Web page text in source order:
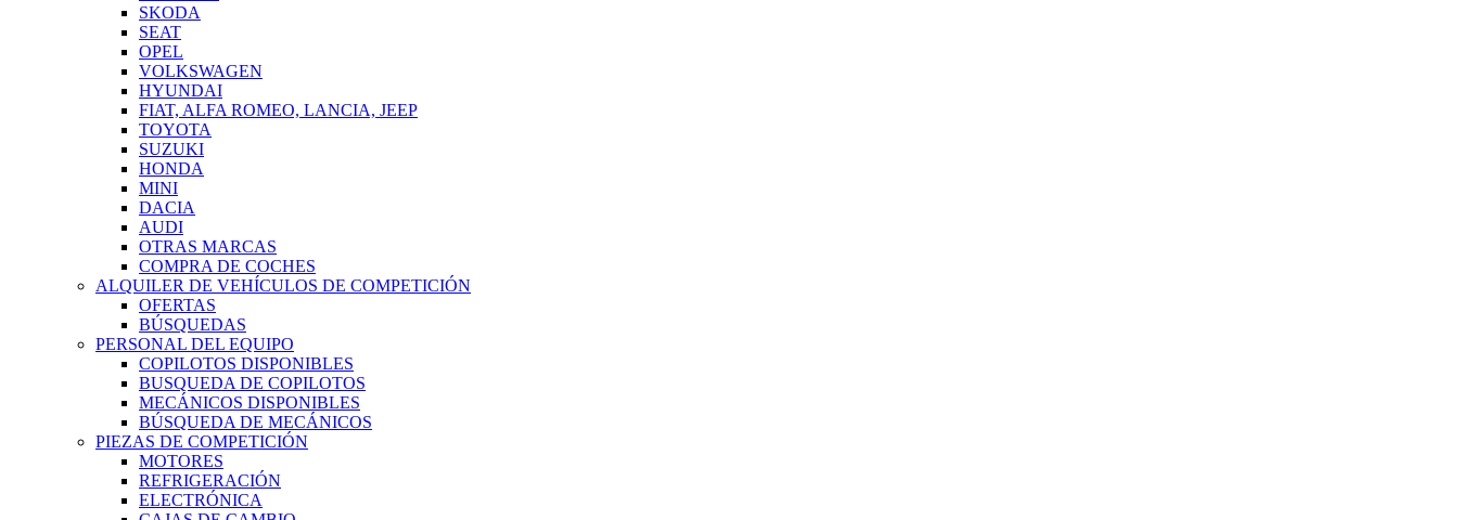
SKODA
SEAT
OPEL
VOLKSWAGEN
HYUNDAI
FIAT, ALFA ROMEO, LANCIA, JEEP
TOYOTA
SUZUKI
HONDA
MINI
DACIA
AUDI
OTRAS MARCAS
COMPRA DE COCHES
ALQUILER DE VEHÍCULOS DE COMPETICIÓN
OFERTAS
BÚSQUEDAS
PERSONAL DEL EQUIPO
COPILOTOS DISPONIBLES
BUSQUEDA DE COPILOTOS
MECÁNICOS DISPONIBLES
BÚSQUEDA DE MECÁNICOS
PIEZAS DE COMPETICIÓN
MOTORES
REFRIGERACIÓN
ELECTRÓNICA